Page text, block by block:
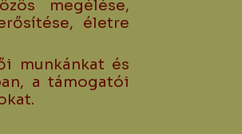
megélése,
életre
munkánkat és
a támogatói